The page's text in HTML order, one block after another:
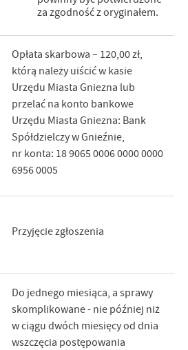
za zgodność z oryginałem.
Opłata skarbowa – 120,00 zł,
którą należy uiścić w kasie
Urzędu Miasta Gniezna lub
przelać na konto bankowe
Urzędu Miasta Gniezna: Bank
Spółdzielczy w Gnieźnie,
nr konta: 18 9065 0006 0000 0000
6956 0005
Przyjęcie zgłoszenia
Do jednego miesiąca, a sprawy
skomplikowane - nie później niż
w ciągu dwóch miesięcy od dnia
wszczęcia postępowania